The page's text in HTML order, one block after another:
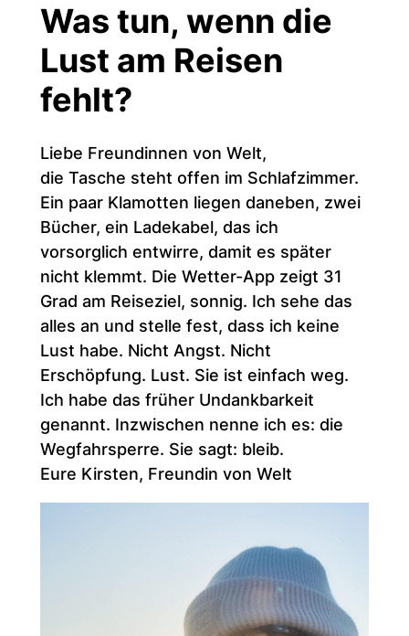
Was tun, wenn die
Lust am Reisen
fehlt?
Liebe Freundinnen von Welt,
die Tasche steht offen im Schlafzimmer.
Ein paar Klamotten liegen daneben, zwei
Bücher, ein Ladekabel, das ich
vorsorglich entwirre, damit es später
nicht klemmt. Die Wetter-App zeigt 31
Grad am Reiseziel, sonnig. Ich sehe das
alles an und stelle fest, dass ich keine
Lust habe. Nicht Angst. Nicht
Erschöpfung. Lust. Sie ist einfach weg.
Ich habe das früher Undankbarkeit
genannt. Inzwischen nenne ich es: die
Wegfahrsperre. Sie sagt: bleib.
Eure Kirsten, Freundin von Welt